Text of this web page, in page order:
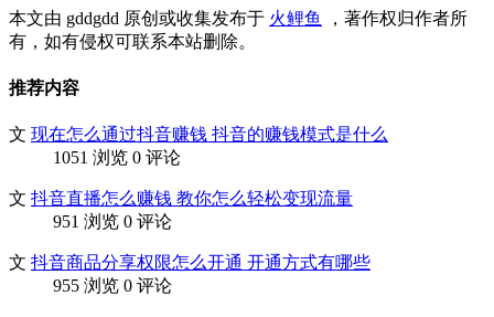
本文由 gddgdd 原创或收集发布于 火鲤鱼
，著作权归作者所
有，如有侵权可联系本站删除。
推荐内容
文 现在怎么通过抖音赚钱 抖音的赚钱模式是什么
1051 浏览 0 评论
文 抖音直播怎么赚钱 教你怎么轻松变现流量
951 浏览 0 评论
文 抖音商品分享权限怎么开通 开通方式有哪些
955 浏览 0 评论